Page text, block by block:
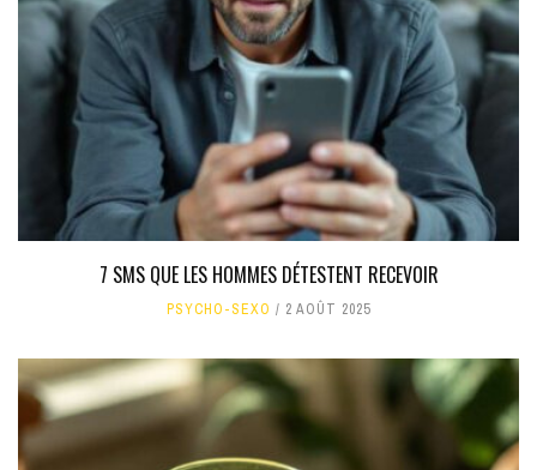
7 SMS QUE LES HOMMES DÉTESTENT RECEVOIR
PSYCHO-SEXO 2 AOÛT 2025